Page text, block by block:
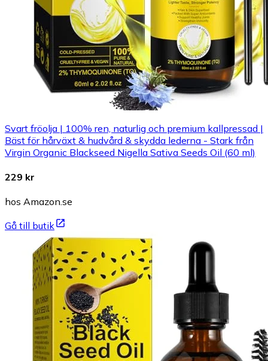
Svart fröolja | 100% ren, naturlig och premium kallpressad |
Bäst för hårväxt & hudvård & skydda lederna - Stark från
Virgin Organic Blackseed Nigella Sativa Seeds Oil (60 ml)
229 kr
hos Amazon.se
Gå till butik